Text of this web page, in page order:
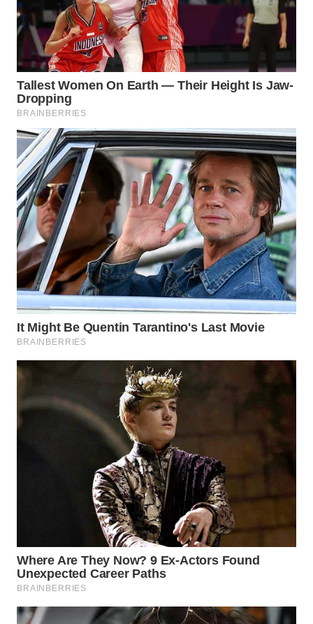
LANGKAT
WN
TAPANULI
SELATAN
TANJUNG
LESUNG
WN
KARO
WN
SIMALUNGUN
WN
LABUHANBATU
WN
TAPANULI
WN DELI
WN
KARAWANG